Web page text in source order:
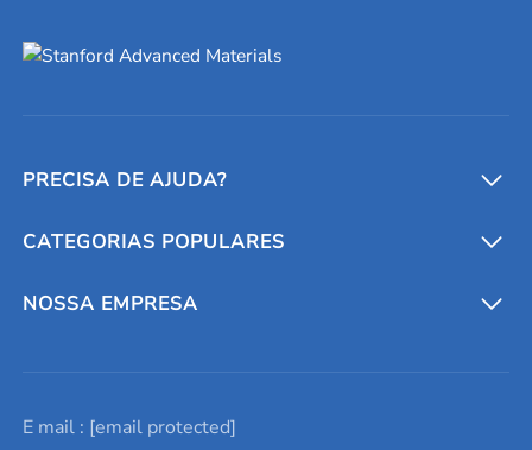
PRECISA DE AJUDA?
Conversores e calculadoras
Entre em contato conosco
Lista de consultas
CATEGORIAS POPULARES
Metais refratários
Elementos de terras raras
NOSSA EMPRESA
Promoções atuais
E mail : [email protected]